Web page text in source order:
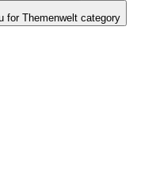
for Themenwelt category